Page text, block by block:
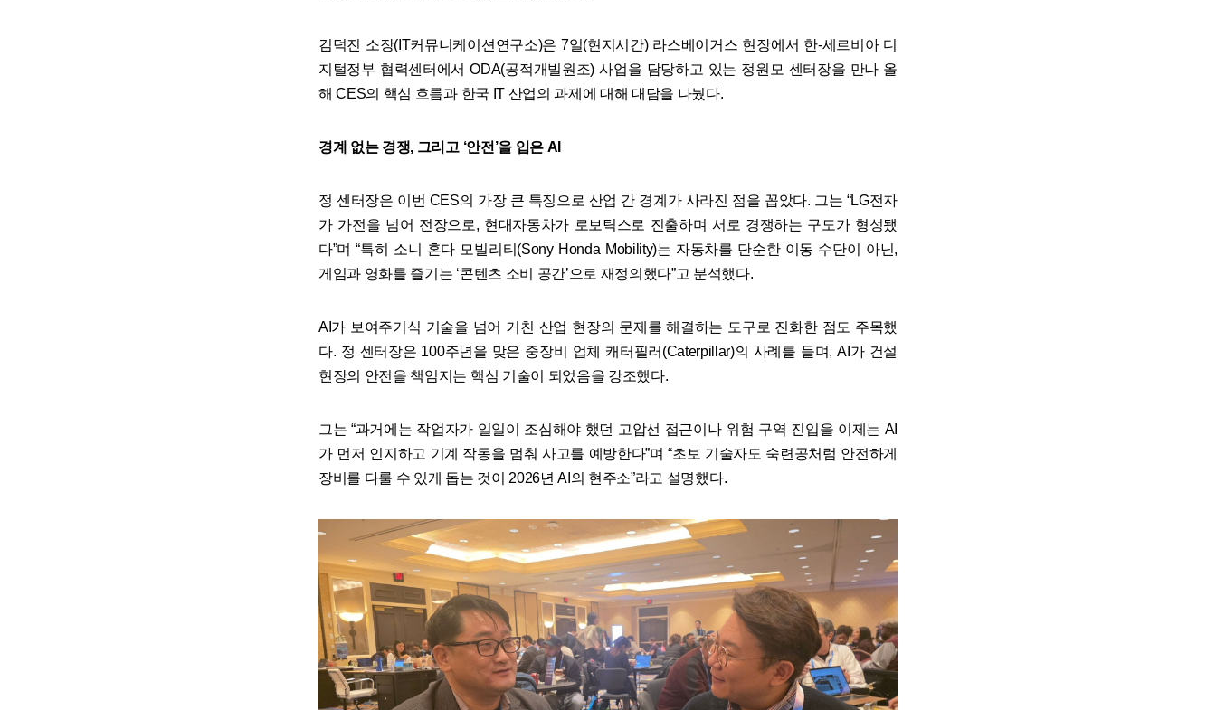
김덕진 소장(IT커뮤니케이션연구소)은 7일(현지시간) 라스베이거스 현장에서 한-세르비아 디
지털정부 협력센터에서 ODA(공적개빌원조) 사업을 담당하고 있는 정원모 센터장을 만나 올
해 CES의 핵심 흐름과 한국 IT 산업의 과제에 대해 대담을 나눴다.
경계 없는 경쟁, 그리고 ‘안전’을 입은 AI
정 센터장은 이번 CES의 가장 큰 특징으로 산업 간 경계가 사라진 점을 꼽았다. 그는 “LG전자
가 가전을 넘어 전장으로, 현대자동차가 로보틱스로 진출하며 서로 경쟁하는 구도가 형성됐
다”며 “특히 소니 혼다 모빌리티(Sony Honda Mobility)는 자동차를 단순한 이동 수단이 아닌,
게임과 영화를 즐기는 ‘콘텐츠 소비 공간’으로 재정의했다”고 분석했다.
AI가 보여주기식 기술을 넘어 거친 산업 현장의 문제를 해결하는 도구로 진화한 점도 주목했
다. 정 센터장은 100주년을 맞은 중장비 업체 캐터필러(Caterpillar)의 사례를 들며, AI가 건설
현장의 안전을 책임지는 핵심 기술이 되었음을 강조했다.
그는 “과거에는 작업자가 일일이 조심해야 했던 고압선 접근이나 위험 구역 진입을 이제는 AI
가 먼저 인지하고 기계 작동을 멈춰 사고를 예방한다”며 “초보 기술자도 숙련공처럼 안전하게
장비를 다룰 수 있게 돕는 것이 2026년 AI의 현주소”라고 설명했다.